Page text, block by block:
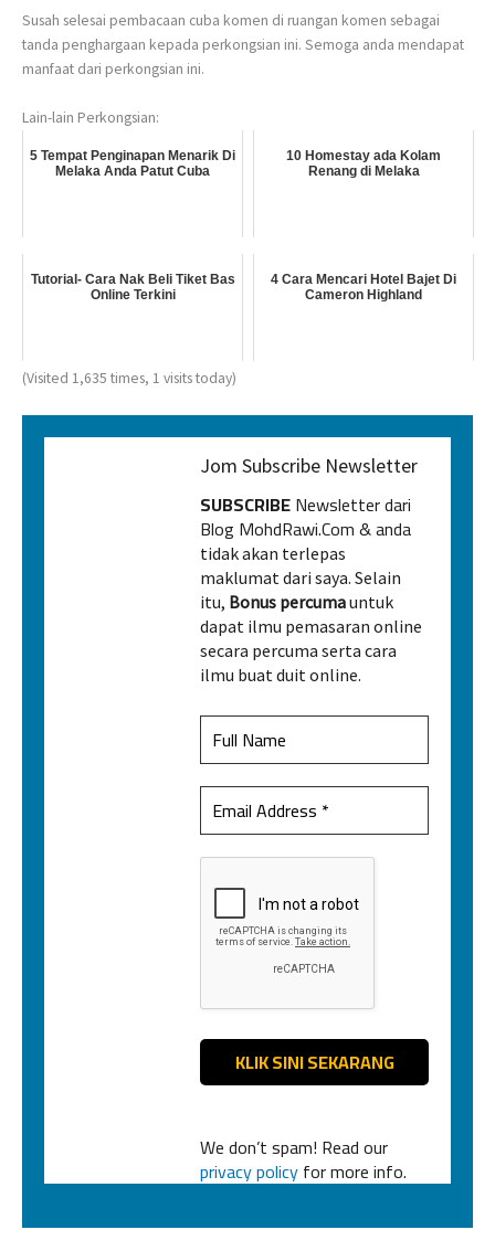
Susah selesai pembacaan cuba komen di ruangan komen sebagai
tanda penghargaan kepada perkongsian ini. Semoga anda mendapat
manfaat dari perkongsian ini.
Lain-lain Perkongsian:
5 Tempat Penginapan Menarik Di
Melaka Anda Patut Cuba
10 Homestay ada Kolam
Renang di Melaka
Tutorial- Cara Nak Beli Tiket Bas
Online Terkini
4 Cara Mencari Hotel Bajet Di
Cameron Highland
(Visited 1,635 times, 1 visits today)
Jom Subscribe Newsletter
SUBSCRIBENewsletter dari
Blog MohdRawi.Com & anda
tidak akan terlepas
maklumat dari saya. Selain
itu, Bonus percumauntuk
dapat ilmu pemasaran online
secara percuma serta cara
ilmu buat duit online.
We don’t spam! Read our
privacy policyfor more info.